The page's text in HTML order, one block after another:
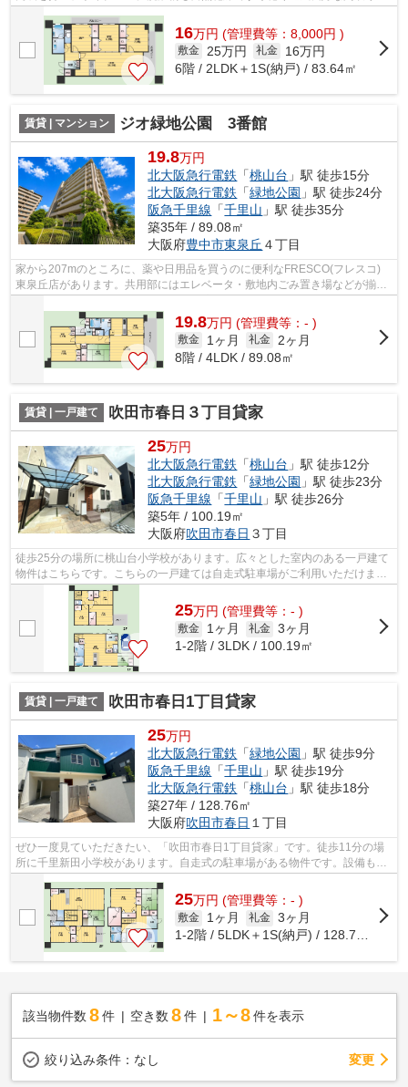
16万円 (管理費等：8,000円 )
敷金 25万円 礼金
16万円
6階 / 2LDK＋1S(納戸) / 83.64㎡
賃貸 | マンション ジオ緑地公園 3番館
19.8万円
北大阪急行電鉄 「桃山台 」駅 徒歩15分
北大阪急行電鉄 「緑地公園 」駅 徒歩24分
阪急千里線 「千里山 」駅 徒歩35分
築35年 / 89.08㎡
大阪府豊中市東泉丘 ４丁目
家から207mのところに、薬や日用品を買うのに便利なFRESCO(フレスコ)
東泉丘店があります。共用部にはエレベータ・敷地内ごみ置き場などが揃っ
19.8万円 (管理費等：- )
敷金 1ヶ月 礼金
2ヶ月
8階 / 4LDK / 89.08㎡
賃貸 | 一戸建て 吹田市春日３丁目貸家
25万円
北大阪急行電鉄 「桃山台 」駅 徒歩12分
北大阪急行電鉄 「緑地公園 」駅 徒歩23分
阪急千里線 「千里山 」駅 徒歩26分
築5年 / 100.19㎡
大阪府吹田市春日 ３丁目
徒歩25分の場所に桃山台小学校があります。広々とした室内のある一戸建て
物件はこちらです。こちらの一戸建ては自走式駐車場がご利用いただけま
す。うっとりする程綺麗な景色を眺めら...
25万円 (管理費等：- )
敷金 1ヶ月 礼金 3ヶ月
1-2階 / 3LDK / 100.19㎡
賃貸 | 一戸建て 吹田市春日1丁目貸家
25万円
北大阪急行電鉄 「緑地公園 」駅 徒歩9分
阪急千里線 「千里山 」駅 徒歩19分
北大阪急行電鉄 「桃山台 」駅 徒歩18分
築27年 / 128.76㎡
大阪府吹田市春日 １丁目
ぜひ一度見ていただきたい、「吹田市春日1丁目貸家」です。徒歩11分の場
所に千里新田小学校があります。自走式の駐車場がある物件です。設備も間
取りも申し分の無い、快適な住環境のあ...
25万円 (管理費等：- )
敷金 1ヶ月 礼金 3ヶ月
該当物件数 8件 空き数 8 件 1～8 件を表示
絞り込み条件： なし 変更